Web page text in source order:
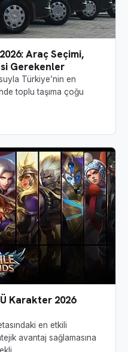
Araç Seçimi,
Gerekenler
Türkiye’nin en
toplu taşıma çoğu
Karakter 2026
en etkili
avantaj sağlamasına